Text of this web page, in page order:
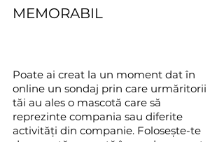
MEMORABIL
Poate ai creat la un moment dat în
online un sondaj prin care urmăritorii
tăi au ales o mascotă care să
reprezinte compania sau diferite
activități din companie. Folosește-te